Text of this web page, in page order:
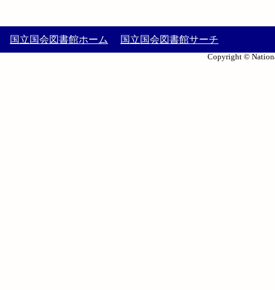
国立国会図書館ホーム 国立国会図書館サーチ
Copyright ©